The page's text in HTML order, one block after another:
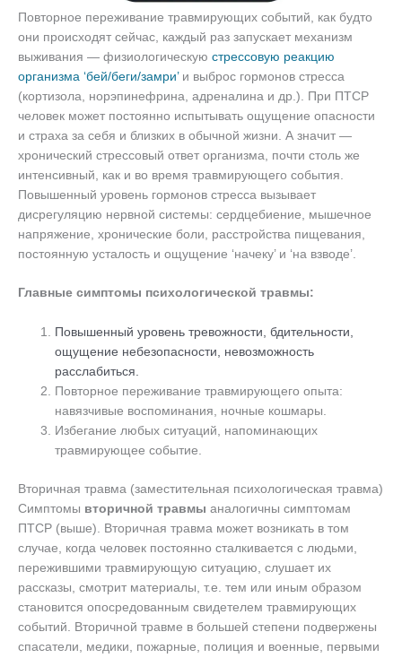
Повторное переживание травмирующих событий, как будто
они происходят сейчас, каждый раз запускает механизм
выживания — физиологическую стрессовую реакцию
организма ‘бей/беги/замри’и выброс гормонов стресса
(кортизола, норэпинефрина, адреналина и др.). При ПТСР
человек может постоянно испытывать ощущение опасности
и страха за себя и близких в обычной жизни. А значит —
хронический стрессовый ответ организма, почти столь же
интенсивный, как и во время травмирующего события.
Повышенный уровень гормонов стресса вызывает
дисрегуляцию нервной системы: сердцебиение, мышечное
напряжение, хронические боли, расстройства пищевания,
постоянную усталость и ощущение ‘начеку’ и ‘на взводе’.
Главные симптомы психологической травмы:
Повышенный уровень тревожности, бдительности,
ощущение небезопасности, невозможность
расслабиться.
Повторное переживание травмирующего опыта:
навязчивые воспоминания, ночные кошмары.
Избегание любых ситуаций, напоминающих
травмирующее событие.
Вторичная травма (заместительная психологическая травма)
Симптомы вторичной травмы аналогичны симптомам
ПТСР (выше). Вторичная травма может возникать в том
случае, когда человек постоянно сталкивается с людьми,
пережившими травмирующую ситуацию, слушает их
рассказы, смотрит материалы, т.е. тем или иным образом
становится опосредованным свидетелем травмирующих
событий. Вторичной травме в большей степени подвержены
спасатели, медики, пожарные, полиция и военные, первыми